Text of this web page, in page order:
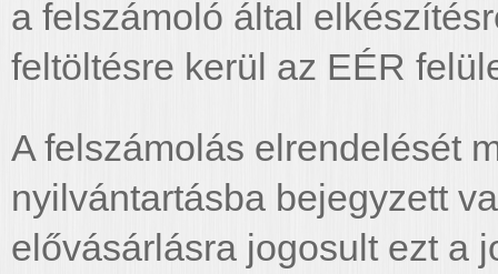
a felszámoló által
feltöltésre kerül az EÉR
A felszámolás elrendelését
nyilvántartásba bejegyzett
elővásárlásra jogosult ezt a